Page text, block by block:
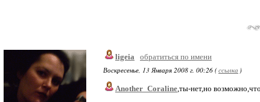
ligeia
обратиться по имени
Воскресенье, 13 Января 2008 г. 00:26 (ссылка )
Another_Coraline,ты-нет,но